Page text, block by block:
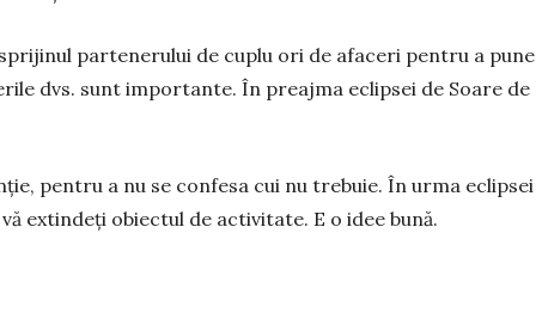
partenerului de cuplu ori de afaceri pentru a pune
dvs. sunt importante. În preajma eclipsei de Soare de
pentru a nu se confesa cui nu trebuie. În urma eclipsei
extindeți obiectul de activitate. E o idee bună.